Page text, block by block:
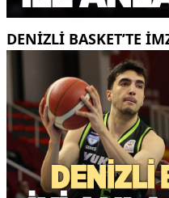
DENİZLİ BASKET’TE